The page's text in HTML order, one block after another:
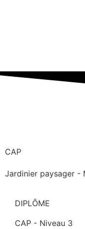
CAP
Jardinier paysager -
DIPLÔME
CAP - Niveau 3